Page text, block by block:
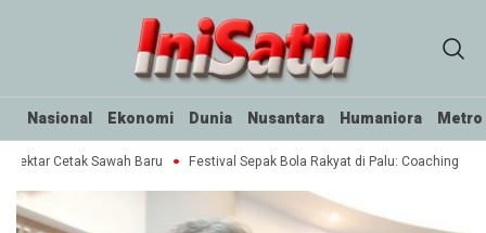
Nasional Ekonomi Dunia Nusantara Humaniora Metro
Cetak Sawah Baru Festival Sepak Bola Rakyat di Palu: Coaching